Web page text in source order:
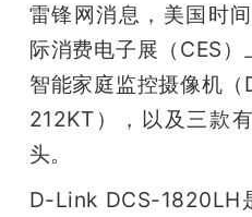
活
动
雷锋网消息，美国时
际消费电子展（CES
智能家庭监控摄像机
212KT），以及三款
头。
D-Link DCS-1820LH